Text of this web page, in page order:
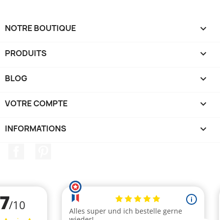
NOTRE BOUTIQUE 
PRODUITS 
BLOG 
VOTRE COMPTE 
INFORMATIONS keyboard_arrow_down